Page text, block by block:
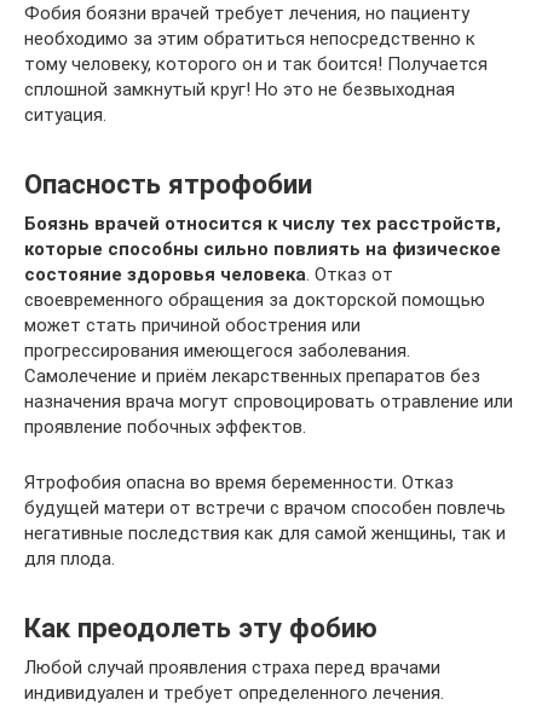
Фобия боязни врачей требует лечения, но пациенту
необходимо за этим обратиться непосредственно к
тому человеку, которого он и так боится! Получается
сплошной замкнутый круг! Но это не безвыходная
ситуация.
Опасность ятрофобии
Боязнь врачей относится к числу тех расстройств,
которые способны сильно повлиять на физическое
состояние здоровья человека. Отказ от
своевременного обращения за докторской помощью
может стать причиной обострения или
прогрессирования имеющегося заболевания.
Самолечение и приём лекарственных препаратов без
назначения врача могут спровоцировать отравление или
проявление побочных эффектов.
Ятрофобия опасна во время беременности. Отказ
будущей матери от встречи с врачом способен повлечь
негативные последствия как для самой женщины, так и
для плода.
Как преодолеть эту фобию
Любой случай проявления страха перед врачами
индивидуален и требует определенного лечения.